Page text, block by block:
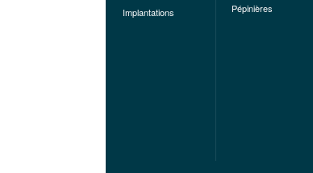
Implantations
Pépinières